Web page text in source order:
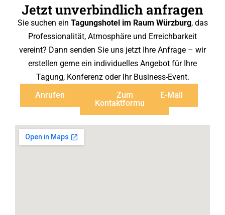
Jetzt unverbindlich anfragen
Sie suchen ein Tagungshotel im Raum Würzburg, das
Professionalität, Atmosphäre und Erreichbarkeit
vereint? Dann senden Sie uns jetzt Ihre Anfrage – wir
erstellen gerne ein individuelles Angebot für Ihre
Tagung, Konferenz oder Ihr Business-Event.
Anrufen
Zum
Kontaktformular
E-Mail